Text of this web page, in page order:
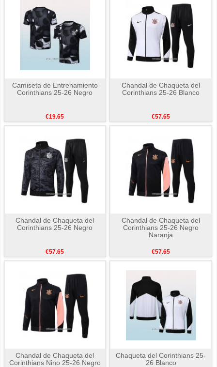
Camiseta de Entrenamiento
Corinthians 25-26 Negro
€19.65
Chandal de Chaqueta del
Corinthians 25-26 Blanco
€57.65
Chandal de Chaqueta del
Corinthians 25-26 Negro
€57.65
Chandal de Chaqueta del
Corinthians 25-26 Negro
Naranja
€57.65
Chandal de Chaqueta del
Corinthians Nino 25-26 Negro
Chaqueta del Corinthians 25-
26 Blanco